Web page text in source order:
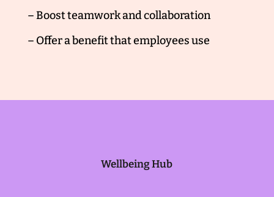
– Boost teamwork and collaboration
– Offer a benefit that employees use
Wellbeing Hub